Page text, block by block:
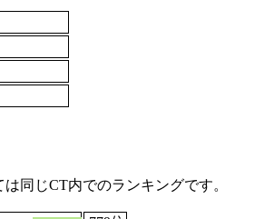
同じCT内でのランキングです。